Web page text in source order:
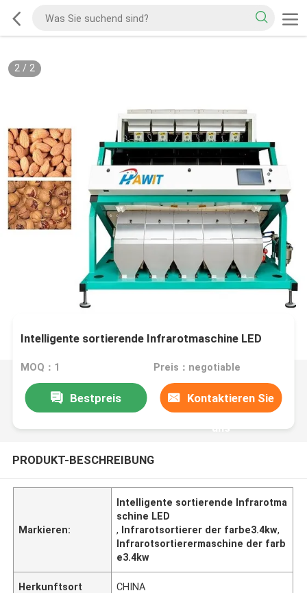
2/ 2
Intelligente sortierende Infrarotmaschine LED
MOQ：1 Preis：negotiable
Bestpreis Kontaktieren Sie
uns
PRODUKT-BESCHREIBUNG
Markieren:
Intelligente sortierende Infrarotma
schine LED
, Infrarotsortierer der farbe3.4kw,
Infrarotsortierermaschine der farb
e3.4kw
Herkunftsort CHINA